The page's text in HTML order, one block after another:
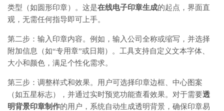
类型（如圆形印章）。这是在线电子印章生成的起点，界面直
观，无需任何指导即可上手。
第二步：输入印章内容。例如，输入公司全称或缩写，并选择
附加信息（如“专用章”或日期）。工具支持自定义文本字体、
大小和颜色，满足个性化需求。
第三步：调整样式和效果。用户可选择印章边框、中心图案
（如五星标志），并通过实时预览功能查看效果。对于需要透
明背景印章制作的用户，系统自动生成透明背景，确保印章易